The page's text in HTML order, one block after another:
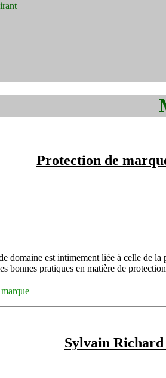
Protection de
domaine est intimement liée à celle de
bonnes pratiques en matière de
Sylvain Richard